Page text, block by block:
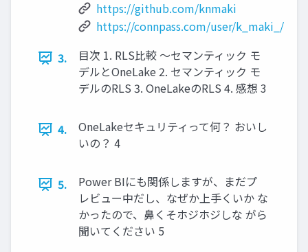
https://github.com/knmaki
https://connpass.com/user/k_maki_/
3.
目次 1. RLS比較 ～セマンティック モ
デルとOneLake 2. セマンティック モ
デルのRLS 3. OneLakeのRLS 4. 感想 3
4.
OneLakeセキュリティって何？ おいし
いの？ 4
5.
Power BIにも関係しますが、まだプ
レビュー中だし、なぜか上手くいか な
かったので、鼻くそホジホジしな がら
聞いてください 5